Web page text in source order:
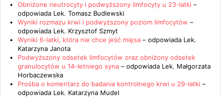
Obniżone neutrocyty i podwyższony limfocyty u 23-latki –
odpowiada Lek. Tomasz Budlewski
Wyniki rozmazu krwi i podwyższony poziom limfocytów –
odpowiada Lek. Krzysztof Szmyt
Wyniki 6-latki, która nie chce jeść mięsa – odpowiada Lek.
Katarzyna Janota
Podwyższony odsetek limfocytów oraz obniżony odsetek
granulocytów u 14-letniego syna – odpowiada Lek. Małgorzata
Horbaczewska
Prośba o komentarz do badania kontrolnego krwi u 29-latki –
odpowiada Lek. Katarzyna Mudel